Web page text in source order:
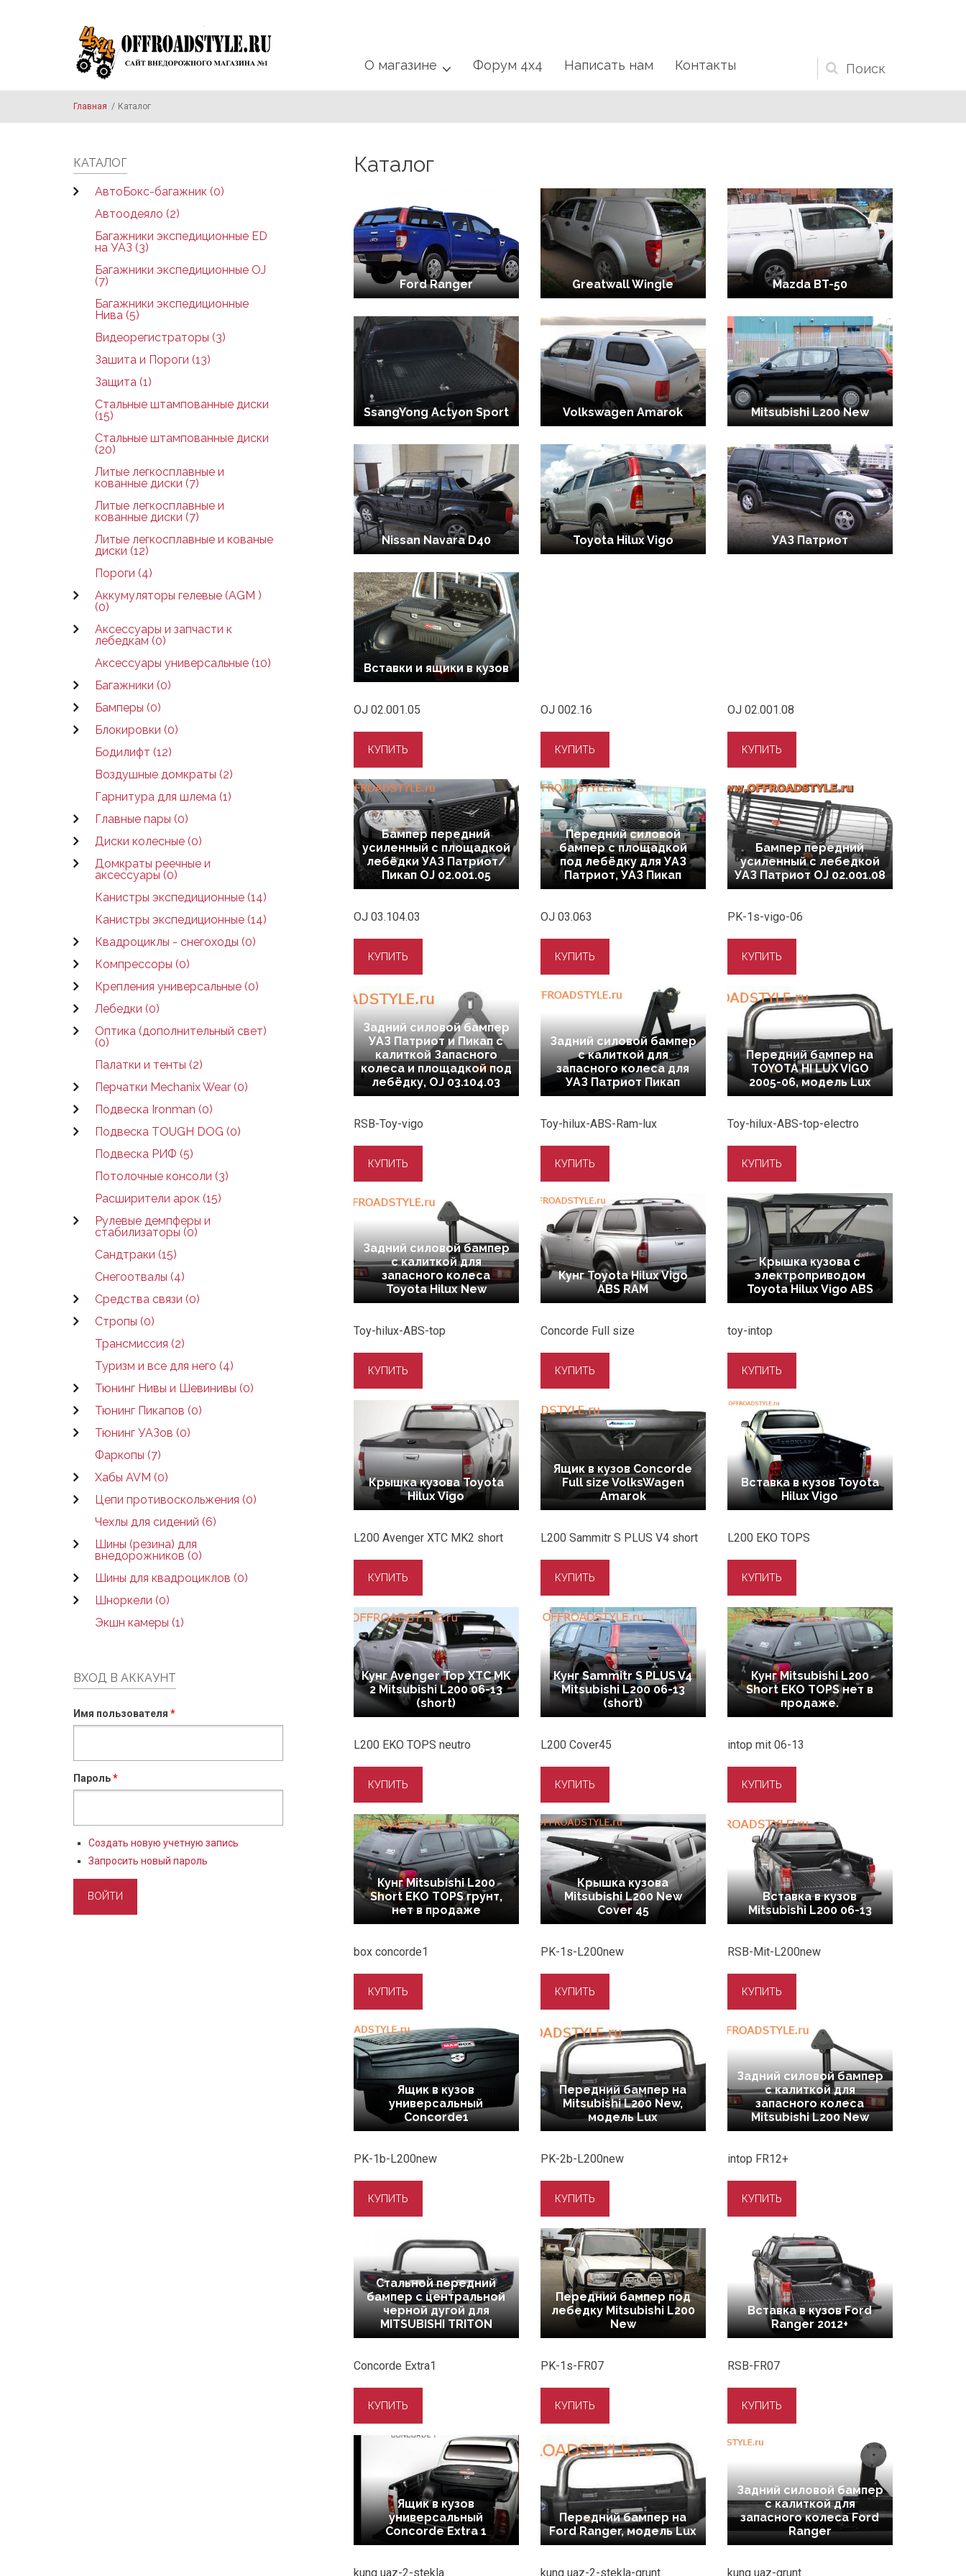
Форма
О магазине Форум 4x4 Написать нам Контакты
Главная / Каталог
КАТАЛОГ
АвтоБокс-багажник (0)
Автоодеяло (2)
Багажники экспедиционные ED
на УАЗ (3)
Багажники экспедиционные OJ
(7)
Багажники экспедиционные
Нива (5)
Видеорегистраторы (3)
Зашита и Пороги (13)
Защита (1)
Стальные штампованные диски
(15)
Стальные штампованные диски
(20)
Литые легкосплавные и
кованные диски (7)
Литые легкосплавные и
кованные диски (7)
Литые легкосплавные и кованые
диски (12)
Пороги (4)
Аккумуляторы гелевые (AGM )
(0)
Аксессуары и запчасти к
лебедкам (0)
Аксессуары универсальные (10)
Багажники (0)
Бамперы (0)
Блокировки (0)
Бодилифт (12)
Воздушные домкраты (2)
Гарнитура для шлема (1)
Главные пары (0)
Диски колесные (0)
Домкраты реечные и
аксессуары (0)
Канистры экспедиционные (14)
Канистры экспедиционные (14)
Квадроциклы - снегоходы (0)
Компрессоры (0)
Крепления универсальные (0)
Лебедки (0)
Оптика (дополнительный свет)
(0)
Палатки и тенты (2)
Перчатки Mechanix Wear (0)
Подвеска Ironman (0)
Подвеска TOUGH DOG (0)
Подвеска РИФ (5)
Потолочные консоли (3)
Расширители арок (15)
Рулевые демпферы и
стабилизаторы (0)
Сандтраки (15)
Снегоотвалы (4)
Средства связи (0)
Стропы (0)
Трансмиссия (2)
Туризм и все для него (4)
Тюнинг Нивы и Шевинивы (0)
Тюнинг Пикапов (0)
Тюнинг УАЗов (0)
Фаркопы (7)
Хабы AVM (0)
Цепи противоскольжения (0)
Чехлы для сидений (6)
Шины (резина) для
внедорожников (0)
Шины для квадроциклов (0)
Шноркели (0)
Экшн камеры (1)
ВХОД В АККАУНТ
Имя пользователя *
Пароль*
Создать новую учетную запись
Запросить новый пароль
Каталог
Ford Ranger Greatwall Wingle Mazda BT-50
SsangYong Actyon Sport Volkswagen Amarok Mitsubishi L200 New
Nissan Navara D40 Toyota Hilux Vigo УАЗ Патриот
Вставки и ящики в кузов
OJ 02.001.05
Бампер передний
усиленный с площадкой
лебёдки УАЗ Патриот/
Пикап OJ 02.001.05
OJ 002.16
Передний силовой
бампер с площадкой
под лебёдку для УАЗ
Патриот, УАЗ Пикап
OJ 02.001.08
Бампер передний
усиленный с лебедкой
УАЗ Патриот OJ 02.001.08
OJ 03.104.03
Задний силовой бампер
УАЗ Патриот и Пикап с
калиткой Запасного
колеса и площадкой под
лебёдку, OJ 03.104.03
OJ 03.063
Задний силовой бампер
с калиткой для
запасного колеса для
УАЗ Патриот Пикап
PK-1s-vigo-06
Передний бампер на
TOYOTA HI LUX VIGO
2005-06, модель Lux
RSB-Toy-vigo
Задний силовой бампер
с калиткой для
запасного колеса
Toyota Hilux New
Toy-hilux-ABS-Ram-lux
Кунг Toyota Hilux Vigo
ABS RAM
Toy-hilux-ABS-top-electro
Крышка кузова с
электроприводом
Toyota Hilux Vigo ABS
Toy-hilux-ABS-top
Крышка кузова Toyota
Hilux Vigo
Concorde Full size
Ящик в кузов Concorde
Full size VolksWagen
Amarok
toy-intop
Вставка в кузов Toyota
Hilux Vigo
L200 Avenger XTC MK2 short
Кунг Avenger Top XTC MK
2 Mitsubishi L200 06-13
(short)
L200 Sammitr S PLUS V4 short
Кунг Sammitr S PLUS V4
Mitsubishi L200 06-13
(short)
L200 EKO TOPS
Кунг Mitsubishi L200
Short EKO TOPS нет в
продаже.
L200 EKO TOPS neutro
Кунг Mitsubishi L200
Short EKO TOPS грунт,
нет в продаже
L200 Cover45
Крышка кузова
Mitsubishi L200 New
Cover 45
intop mit 06-13
Вставка в кузов
Mitsubishi L200 06-13
box concorde1
Ящик в кузов
универсальный
Concorde1
PK-1s-L200new
Передний бампер на
Mitsubishi L200 New,
модель Lux
RSB-Mit-L200new
Задний силовой бампер
с калиткой для
запасного колеса
Mitsubishi L200 New
PK-1b-L200new
Стальной передний
бампер с центральной
черной дугой для
MITSUBISHI TRITON
PK-2b-L200new
Передний бампер под
лебедку Mitsubishi L200
New
intop FR12+
Вставка в кузов Ford
Ranger 2012+
Concorde Extra1
Ящик в кузов
универсальный
Concorde Extra 1
PK-1s-FR07
Передний бампер на
Ford Ranger, модель Lux
RSB-FR07
Задний силовой бампер
с калиткой для
запасного колеса Ford
Ranger
kung uaz-2-stekla kung uaz-2-stekla-grunt kung uaz-grunt